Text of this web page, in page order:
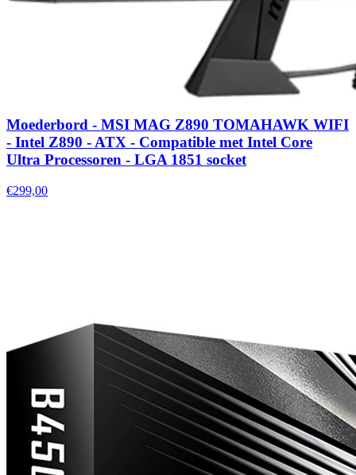
Moederbord - MSI MAG Z890 TOMAHAWK WIFI
- Intel Z890 - ATX - Compatible met Intel Core
Ultra Processoren - LGA 1851 socket
€299,00